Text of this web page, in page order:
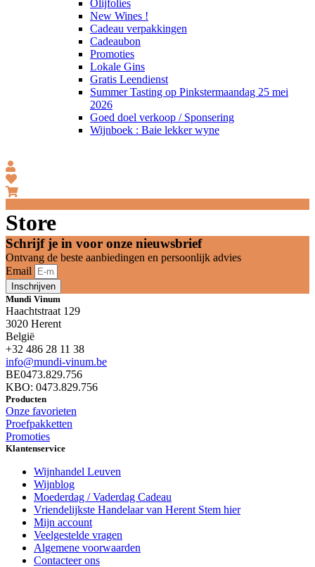
Olijfolies
New Wines !
Cadeau verpakkingen
Cadeaubon
Promoties
Lokale Gins
Gratis Leendienst
Summer Tasting op Pinkstermaandag 25 mei
2026
Goed doel verkoop / Sponsering
Wijnboek : Baie lekker wyne
Store
Schrijf je in voor onze nieuwsbrief
Ontvang de beste aanbiedingen en persoonlijk advies
Email
Inschrijven
Mundi Vinum
Haachtstraat 129
3020 Herent
België
+32 486 28 11 38
info@mundi-vinum.be
BE0473.829.756
KBO: 0473.829.756
Producten
Onze favorieten
Proefpakketten
Promoties
Klantenservice
Wijnhandel Leuven
Wijnblog
Moederdag / Vaderdag Cadeau
Vriendelijkste Handelaar van Herent Stem hier
Mijn account
Veelgestelde vragen
Algemene voorwaarden
Contacteer ons